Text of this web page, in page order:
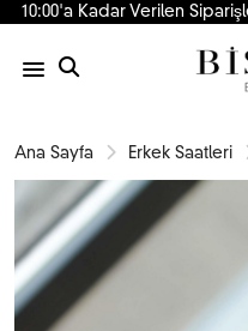
10:00'a Kadar Verilen
Ana Sayfa Erkek Saatleri